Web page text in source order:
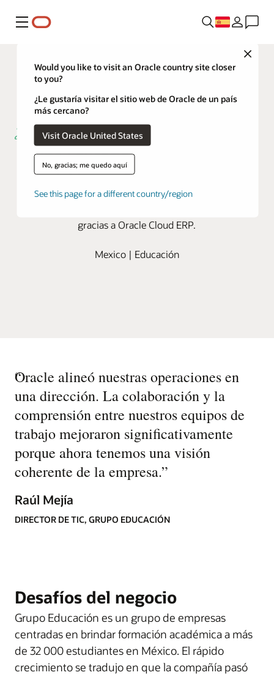
Menú
Close
Would you like to visit an Oracle country site closer
to you?
¿Le gustaría visitar el sitio web de Oracle de un país
más cercano?
Visit Oracle United States
No, gracias; me quedo aquí
See this page for a different country/region
Grupo Educación acelera el cierre
contable con Oracle Cloud ERP
Esta institución educativa obtiene una vista en tiempo
gracias a Oracle Cloud ERP.
Mexico | Educación
“
Oracle alineó nuestras operaciones en
una dirección. La colaboración y la
comprensión entre nuestros equipos de
trabajo mejoraron significativamente
porque ahora tenemos una visión
coherente de la empresa.”
Raúl Mejía
DIRECTOR DE TIC, GRUPO EDUCACIÓN
Desafíos del negocio
Grupo Educación es un grupo de empresas
centradas en brindar formación académica a más
de 32 000 estudiantes en México. El rápido
crecimiento se tradujo en que la compañía pasó